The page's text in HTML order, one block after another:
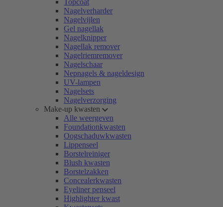
Topcoat
Nagelverharder
Nagelvijlen
Gel nagellak
Nagelknipper
Nagellak remover
Nagelriemremover
Nagelschaar
Nepnagels & nageldesign
UV-lampen
Nagelsets
Nagelverzorging
Make-up kwasten
Alle weergeven
Foundationkwasten
Oogschaduwkwasten
Lippenseel
Borstelreiniger
Blush kwasten
Borstelzakken
Concealerkwasten
Eyeliner penseel
Highlighter kwast